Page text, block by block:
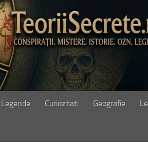
Legende Curiozitati Geografie